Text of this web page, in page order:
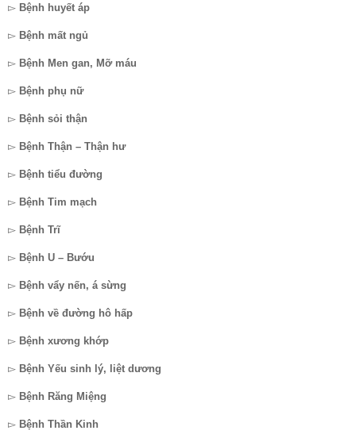
▻ Bệnh huyết áp
▻ Bệnh mất ngủ
▻ Bệnh Men gan, Mỡ máu
▻ Bệnh phụ nữ
▻ Bệnh sỏi thận
▻ Bệnh Thận – Thận hư
▻ Bệnh tiểu đường
▻ Bệnh Tim mạch
▻ Bệnh Trĩ
▻ Bệnh U – Bướu
▻ Bệnh vẩy nến, á sừng
▻ Bệnh về đường hô hấp
▻ Bệnh xương khớp
▻ Bệnh Yếu sinh lý, liệt dương
▻ Bệnh Răng Miệng
▻ Bệnh Thần Kinh